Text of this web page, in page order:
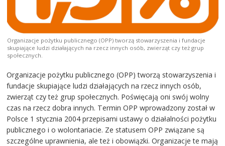
Organizacje pożytku publicznego (OPP) tworzą stowarzyszenia i fundacje
skupiające ludzi działających na rzecz innych osób, zwierząt czy też grup
społecznych.
Organizacje pożytku publicznego (OPP) tworzą stowarzyszenia i
fundacje skupiające ludzi działających na rzecz innych osób,
zwierząt czy też grup społecznych. Poświęcają oni swój wolny
czas na rzecz dobra innych. Termin OPP wprowadzony został w
Polsce 1 stycznia 2004 przepisami ustawy o działalności pożytku
publicznego i o wolontariacie. Ze statusem OPP związane są
szczególne uprawnienia, ale też i obowiązki. Organizacje te mają